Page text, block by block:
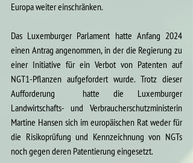
Europa weiter einschränken.
Das Luxemburger Parlament hatte Anfang 2024
einen Antrag angenommen, in der die Regierung zu
einer Initiative für ein Verbot von Patenten auf
NGT1-Pflanzen aufgefordert wurde. Trotz dieser
Aufforderung  hatte die Luxemburger
Landwirtschafts- und Verbraucherschutzministerin
Martine Hansen sich im europäischen Rat weder für
die Risikoprüfung und Kennzeichnung von NGTs
noch gegen deren Patentierung eingesetzt.